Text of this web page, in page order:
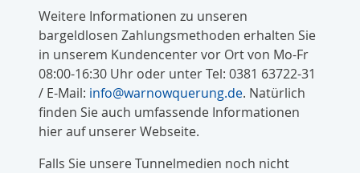
Weitere Informationen zu unseren
bargeldlosen Zahlungsmethoden erhalten Sie
in unserem Kundencenter vor Ort von Mo-Fr
08:00-16:30 Uhr oder unter Tel: 0381 63722-31
/ E-Mail: info@warnowquerung.de. Natürlich
finden Sie auch umfassende Informationen
hier auf unserer Webseite.
Falls Sie unsere Tunnelmedien noch nicht